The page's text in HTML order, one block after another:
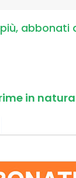
abbonati
in natura